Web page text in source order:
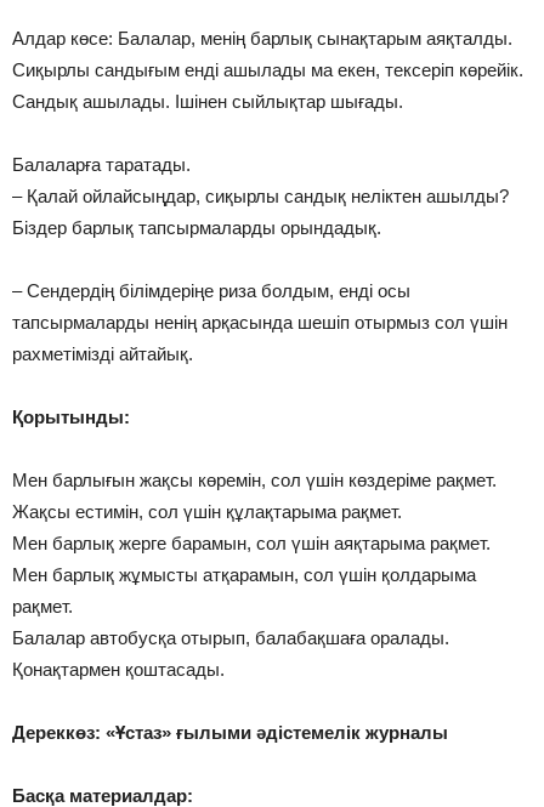
Алдар көсе: Балалар, менің барлық сынақтарым аяқталды.
Сиқырлы сандығым енді ашылады ма екен, тексеріп көрейік.
Сандық ашылады. Ішінен сыйлықтар шығады.
Балаларға таратады.
– Қалай ойлайсыңдар, сиқырлы сандық неліктен ашылды?
Біздер барлық тапсырмаларды орындадық.
– Сендердің білімдеріңе риза болдым, енді осы
тапсырмаларды ненің арқасында шешіп отырмыз сол үшін
рахметімізді айтайық.
Қорытынды:
Мен барлығын жақсы көремін, сол үшін көздеріме рақмет.
Жақсы естимін, сол үшін құлақтарыма рақмет.
Мен барлық жерге барамын, сол үшін аяқтарыма рақмет.
Мен барлық жұмысты атқарамын, сол үшін қолдарыма
рақмет.
Балалар автобусқа отырып, балабақшаға оралады.
Қонақтармен қоштасады.
Дереккөз: «Ұстаз» ғылыми әдістемелік журналы
Басқа материалдар: